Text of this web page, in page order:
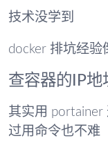
技术没学到
docker 排坑经验
查容器的IP地
其实用 portainer
过用命令也不难